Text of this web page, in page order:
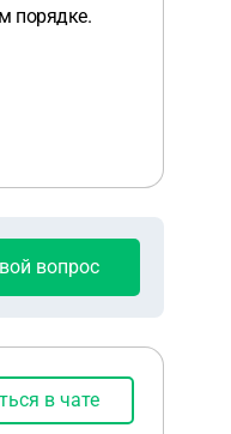
порядке.
вопрос
в чате